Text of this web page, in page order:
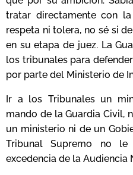
tratar directamente con
respeta ni tolera, no sé si
en su etapa de juez. La
los tribunales para
por parte del Ministerio de
Ir a los Tribunales un
mando de la Guardia Civil,
un ministerio ni de un
Tribunal Supremo no
excedencia de la Audiencia